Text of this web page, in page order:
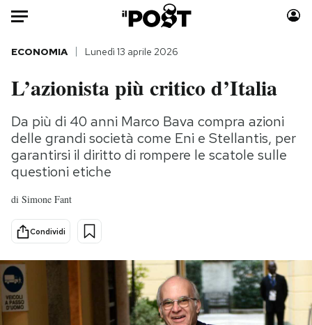
Auto
HOME
Italia
Mondo
Politica
Tecnologia
Internet
Scienza
Cultura
Economia
Libri
Consumismi
Altrecose
Mondiali calcio 2026
ECONOMIA Lunedì 13 aprile 2026
L’azionista più critico d’Italia
Da più di 40 anni Marco Bava compra azioni
delle grandi società come Eni e Stellantis, per
garantirsi il diritto di rompere le scatole sulle
questioni etiche
di Simone Fant
Condividi